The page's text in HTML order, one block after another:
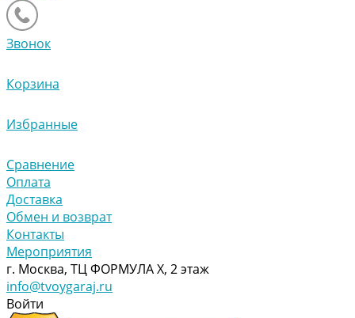
Звонок
Корзина
Избранные
Сравнение
Оплата
Доставка
Обмен и возврат
Контакты
Мероприятия
г. Москва, ТЦ ФОРМУЛА Х, 2 этаж
info@tvoygaraj.ru
Войти